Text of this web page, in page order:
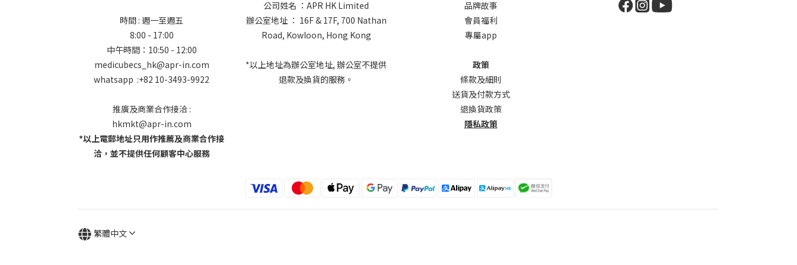
時間 : 週一至週五
8:00 - 17:00
中午時間：10:50 - 12:00
medicubecs_hk@apr-in.com
whatsapp :+82 10-3493-9922
推廣及商業合作接洽 :
hkmkt@apr-in.com
*以上電郵地址只用作推薦及商業合作接
洽，並不提供任何顧客中心服務
公司姓名 ：APR HK Limited
辦公室地址 ： 16F & 17F, 700 Nathan
Road, Kowloon, Hong Kong
*以上地址為辦公室地址, 辦公室不提供
退款及換貨的服務。
品牌故事
會員福利
專屬app
政策
條款及細則
送貨及付款方式
退換貨政策
隱私政策
繁體中文